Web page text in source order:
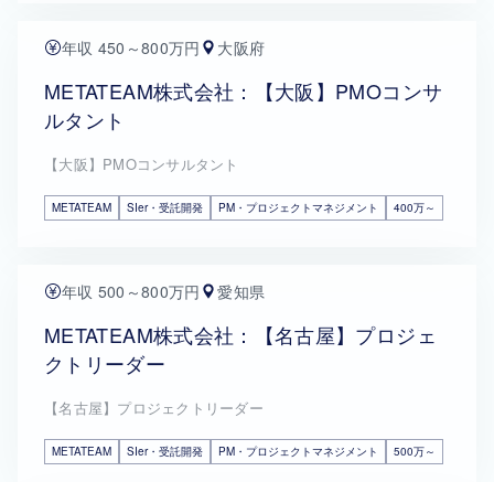
年収 450～800万円 大阪府
METATEAM株式会社：【大阪】PMOコンサ
ルタント
【大阪】PMOコンサルタント
METATEAM SIer・受託開発 PM・プロジェクトマネジメント 400万～
年収 500～800万円 愛知県
METATEAM株式会社：【名古屋】プロジェ
クトリーダー
【名古屋】プロジェクトリーダー
METATEAM SIer・受託開発 PM・プロジェクトマネジメント 500万～